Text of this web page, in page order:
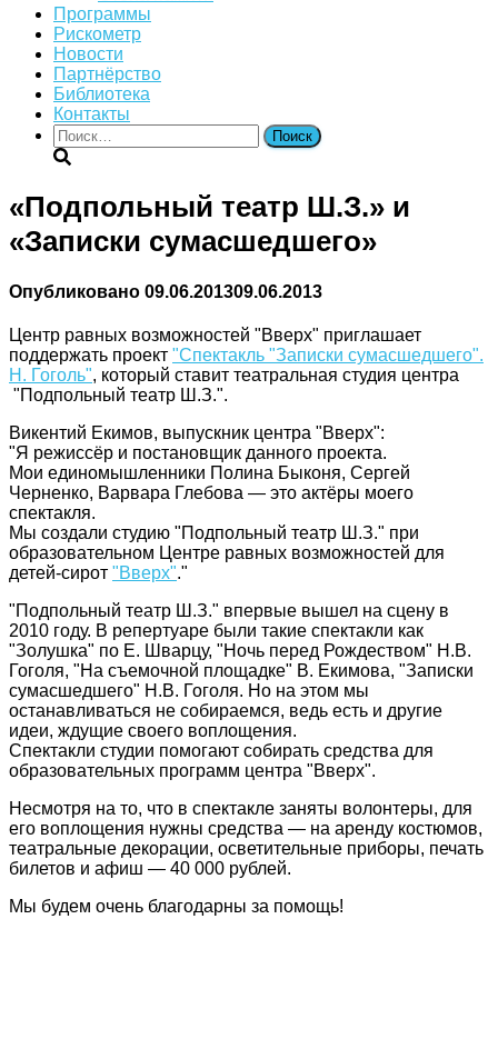
Программы
Рискометр
Новости
Партнёрство
Библиотека
Контакты
Найти:
«Подпольный театр Ш.З.» и
«Записки сумасшедшего»
Опубликовано 09.06.201309.06.2013
Центр равных возможностей "Вверх" приглашает
поддержать проект "Спектакль "Записки сумасшедшего".
Н. Гоголь", который ставит театральная студия центра
"Подпольный театр Ш.З.".
Викентий Екимов, выпускник центра "Вверх":
"Я режиссёр и постановщик данного проекта.
Мои единомышленники Полина Быконя, Сергей
Черненко, Варвара Глебова — это актёры моего
спектакля.
Мы создали студию "Подпольный театр Ш.З." при
образовательном Центре равных возможностей для
детей-сирот "Вверх"."
"Подпольный театр Ш.З." впервые вышел на сцену в
2010 году. В репертуаре были такие спектакли как
"Золушка" по Е. Шварцу, "Ночь перед Рождеством" Н.В.
Гоголя, "На съемочной площадке" В. Екимова, "Записки
сумасшедшего" Н.В. Гоголя. Но на этом мы
останавливаться не собираемся, ведь есть и другие
идеи, ждущие своего воплощения.
Спектакли студии помогают собирать средства для
образовательных программ центра "Вверх".
Несмотря на то, что в спектакле заняты волонтеры, для
его воплощения нужны средства — на аренду костюмов,
театральные декорации, осветительные приборы, печать
билетов и афиш — 40 000 рублей.
Мы будем очень благодарны за помощь!